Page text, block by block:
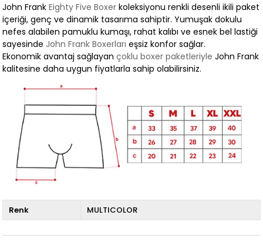
John FrankEighty Five Boxer koleksiyonu renkli desenli ikili paket
içeriği, genç ve dinamik tasarıma sahiptir. Yumuşak dokulu
nefes alabilen pamuklu kumaşı, rahat kalıbı ve esnek bel lastiği
sayesinde John Frank Boxerları eşsiz konfor sağlar.
Ekonomik avantaj sağlayançoklu boxer paketleriyle John Frank
kalitesine daha uygun fiyatlarla sahip olabilirsiniz.
Renk MULTICOLOR